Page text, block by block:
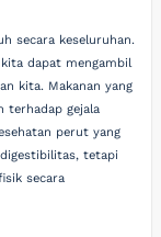
secara keseluruhan.
dapat mengambil
kita. Makanan yang
terhadap gejala
perut yang
tetapi
secara